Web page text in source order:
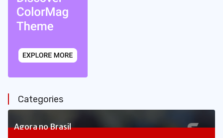
Categories
Agora no Brasil